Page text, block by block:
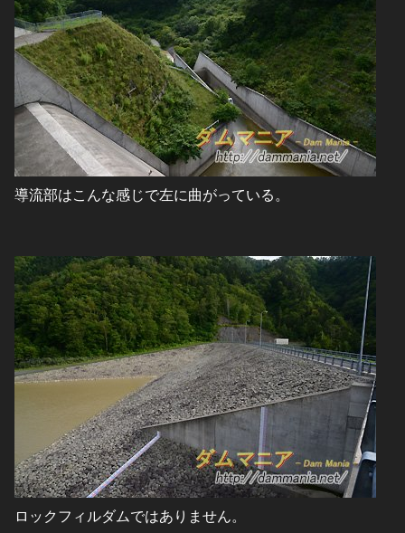
導流部はこんな感じで左に曲がっている。
ロックフィルダムではありません。